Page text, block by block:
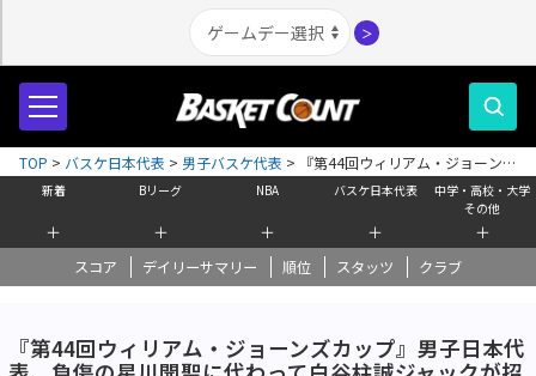
＞
新着
＋
Bリーグ
＋
NBA
＋
バスケ日本代表
＋
中学・高校・大学
その他
＋
スコア デイリーサマリー 順位 スタッツ クラブ
TOP > バスケ日本代表 > 男子バスケ代表 >
『第44回ウィリアム・ジョーンズ
カップ』男子日本代表、負傷の星川開聖に代わって白谷柱誠ジャックが招集
される
『第44回ウィリアム・ジョーンズカップ』男子日本代